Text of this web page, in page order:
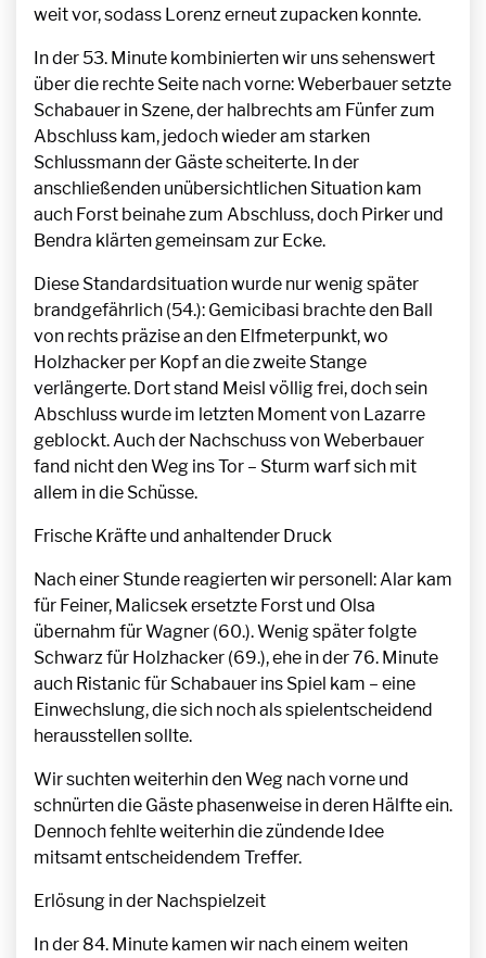
weit vor, sodass Lorenz erneut zupacken konnte.
In der 53. Minute kombinierten wir uns sehenswert
über die rechte Seite nach vorne: Weberbauer setzte
Schabauer in Szene, der halbrechts am Fünfer zum
Abschluss kam, jedoch wieder am starken
Schlussmann der Gäste scheiterte. In der
anschließenden unübersichtlichen Situation kam
auch Forst beinahe zum Abschluss, doch Pirker und
Bendra klärten gemeinsam zur Ecke.
Diese Standardsituation wurde nur wenig später
brandgefährlich (54.): Gemicibasi brachte den Ball
von rechts präzise an den Elfmeterpunkt, wo
Holzhacker per Kopf an die zweite Stange
verlängerte. Dort stand Meisl völlig frei, doch sein
Abschluss wurde im letzten Moment von Lazarre
geblockt. Auch der Nachschuss von Weberbauer
fand nicht den Weg ins Tor – Sturm warf sich mit
allem in die Schüsse.
Frische Kräfte und anhaltender Druck
Nach einer Stunde reagierten wir personell: Alar kam
für Feiner, Malicsek ersetzte Forst und Olsa
übernahm für Wagner (60.). Wenig später folgte
Schwarz für Holzhacker (69.), ehe in der 76. Minute
auch Ristanic für Schabauer ins Spiel kam – eine
Einwechslung, die sich noch als spielentscheidend
herausstellen sollte.
Wir suchten weiterhin den Weg nach vorne und
schnürten die Gäste phasenweise in deren Hälfte ein.
Dennoch fehlte weiterhin die zündende Idee
mitsamt entscheidendem Treffer.
Erlösung in der Nachspielzeit
In der 84. Minute kamen wir nach einem weiten